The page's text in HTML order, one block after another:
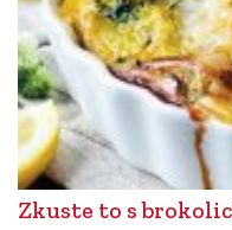
Zkuste to s